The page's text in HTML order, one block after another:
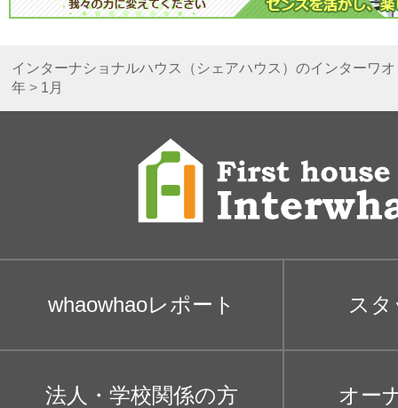
インターナショナルハウス（シェアハウス）のインターワオ
年> 1月
whaowhaoレポート ス
法人・学校関係の方 オー